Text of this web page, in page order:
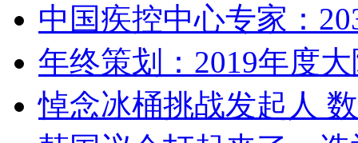
中国疾控中心专家：
年终策划：2019年度
悼念冰桶挑战发起人